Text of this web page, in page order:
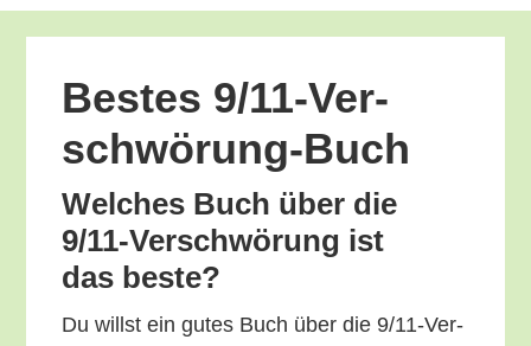
Bes­tes 9/11-Ver­
schwö­rung-Buch
Wel­ches Buch über die
9/11-Ver­schwö­rung ist
das beste?
Du willst ein gutes Buch über die 9/11-Ver­